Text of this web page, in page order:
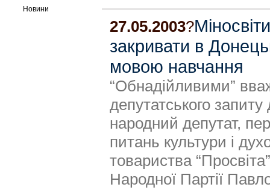
Новини
27.05.2003?
закривати в
мовою навчання
“Обнадійливими”
депутатського запиту
народний депутат,
питань культури і
товариства
Народної Партії